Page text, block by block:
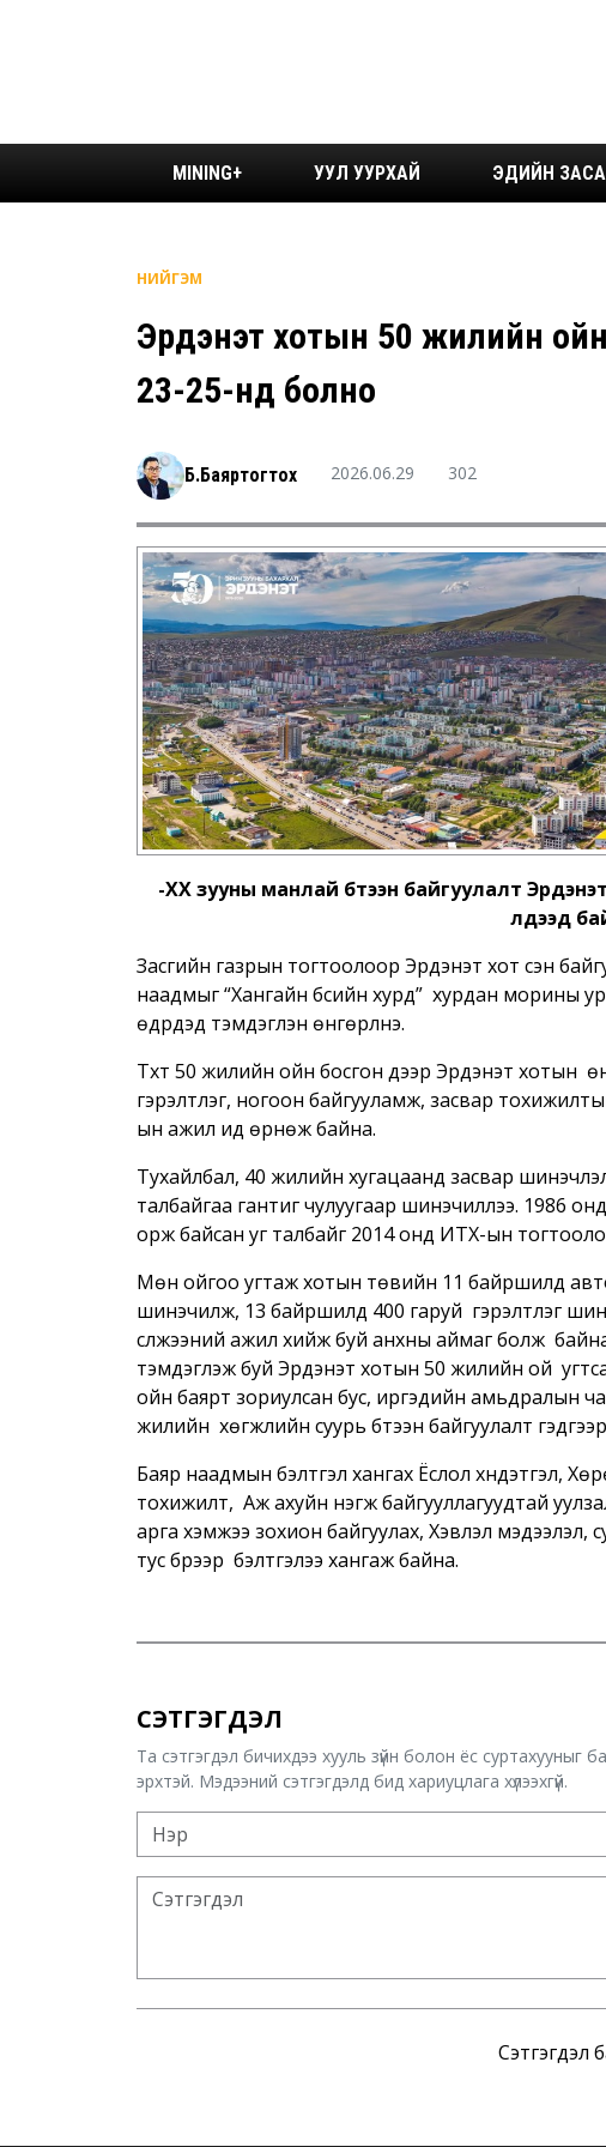
MINING+ УУЛ УУРХАЙ ЭДИЙН
НИЙГЭМ
Эрдэнэт хотын 50 жилийн
23-25-нд болно
Б.Баяртогтох 2026.06.29 302
-ХХ зууны манлай бүтээн байгуулалт
үлдээд
Засгийн газрын тогтоолоор Эрдэнэт хот үүсэн
наадмыг “Хангайн бүсийн хурд” хурдан морины
өдрүүдэд тэмдэглэн өнгөрүүлнэ.
Түүхт 50 жилийн ойн босгон дээр Эрдэнэт хотын
гэрэлтүүлэг, ногоон байгууламж, засвар
ын ажил ид өрнөж байна.
Тухайлбал, 40 жилийн хугацаанд засвар
талбайгаа гантиг чулуугаар шинэчиллээ. 1986
орж байсан уг талбайг 2014 онд ИТХ-ын
Мөн ойгоо угтаж хотын төвийн 11 байршилд
шинэчилж, 13 байршилд 400 гаруй гэрэлтүүлэг
сүлжээний ажил хийж буй анхны аймаг болж
тэмдэглэж буй Эрдэнэт хотын 50 жилийн ой
ойн баярт зориулсан бус, иргэдийн амьдралын
жилийн хөгжлийн суурь бүтээн байгуулалт
Баяр наадмын бэлтгэл хангах Ёслол хүндэтгэл,
тохижилт, Аж ахуйн нэгж байгууллагуудтай
арга хэмжээ зохион байгуулах, Хэвлэл мэдээлэл,
тус бүрээр бэлтгэлээ хангаж байна.
СЭТГЭГДЭЛ
Та сэтгэгдэл бичихдээ хууль зүйн болон ёс суртахууныг
эрхтэй. Мэдээний сэтгэгдэлд бид хариуцлага хүлээхгүй.
Сэтгэгдэл